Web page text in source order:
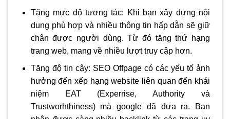
Tặng mực độ tương tác: Khi bạn xây dựng nội
dung phù hợp và nhiều thông tin hấp dẫn sẽ giữ
chân được người dùng. Từ đó tăng thứ hạng
trang web, mang về nhiều lượt truy cập hơn.
Tăng độ tin cậy: SEO Offpage có các yếu tố ảnh
hưởng đến xếp hạng website liên quan đến khái
niệm EAT (Experrise, Authority và
Trustworhthiness) mà google đã đưa ra. Bạn